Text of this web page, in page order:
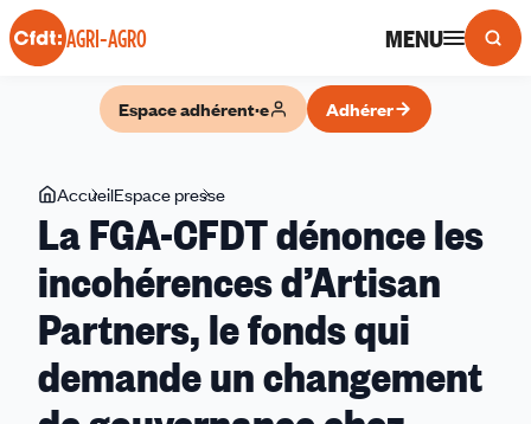
Panneau de gestion des cookies
AGRI-AGRO MENU
Espace adhérent·e Adhérer
Vous
êtes
ici
AccueilEspace presse
FGA-
dénonce
les
incohérences
d’Artisan
La FGA-CFDT dénonce les
incohérences d’Artisan
Partners, le fonds qui
demande un changement